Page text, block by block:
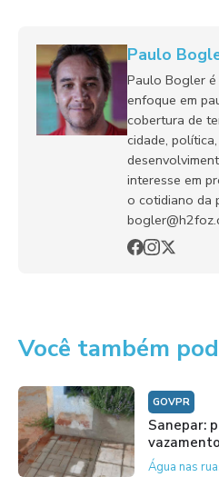
Paulo
Paulo Bogler é
enfoque em
cobertura de
cidade,
interesse em
o cotidiano da
Você também
GOVPR
Sanepar:
Água nas